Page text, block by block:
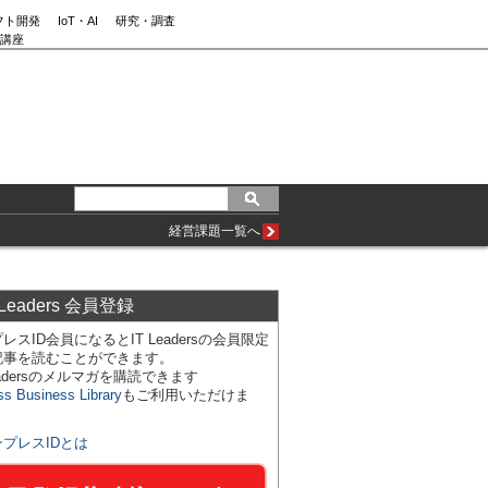
ト開発 IoT・AI
研究・調査
座
経営課題一覧へ
会員登録
スID会員になるとIT Leadersの会員限定
を読むことができます。
のメルマガを購読できます
Business Libraryもご利用いただけま
プレスIDとは